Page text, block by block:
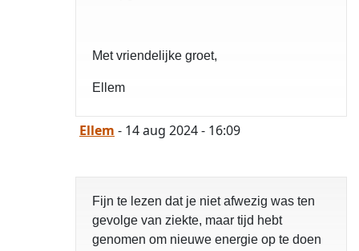
Met vriendelijke groet,
Ellem
Ellem - 14 aug 2024 - 16:09
Fijn te lezen dat je niet afwezig was ten
gevolge van ziekte, maar tijd hebt
genomen om nieuwe energie op te doen